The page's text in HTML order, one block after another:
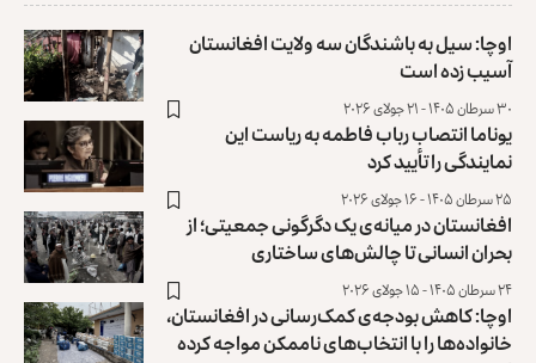
اوچا: سیل به باشندگان سه ولایت افغانستان
آسیب زده است
۳۰ سرطان ۱۴۰۵ - ۲۱ جولای ۲۰۲۶
یوناما انتصاب رباب فاطمه به ریاست این
نمایندگی را تأیید کرد
۲۵ سرطان ۱۴۰۵ - ۱۶ جولای ۲۰۲۶
افغانستان در میانه‌ی یک دگرگونی جمعیتی؛ از
بحران انسانی تا چالش‌های ساختاری
۲۴ سرطان ۱۴۰۵ - ۱۵ جولای ۲۰۲۶
اوچا: کاهش بودجه‌ی کمک‌رسانی در افغانستان،
خانواده‌ها را با انتخاب‌های ناممکن مواجه کرده